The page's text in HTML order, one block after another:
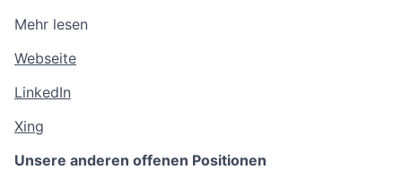
Mehr lesen
Webseite
LinkedIn
Xing
Unsere anderen offenen Positionen